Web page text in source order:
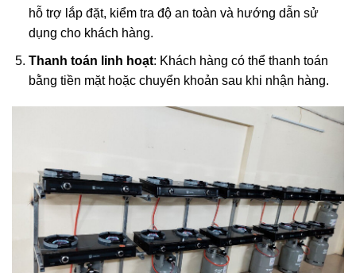
hỗ trợ lắp đặt, kiểm tra độ an toàn và hướng dẫn sử
dụng cho khách hàng.
Thanh toán linh hoạt: Khách hàng có thể thanh toán
bằng tiền mặt hoặc chuyển khoản sau khi nhận hàng.